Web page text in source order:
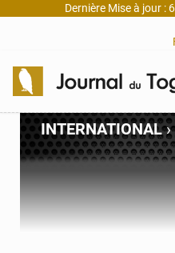
Dernière Mise à jour :
INTERNATIONAL›